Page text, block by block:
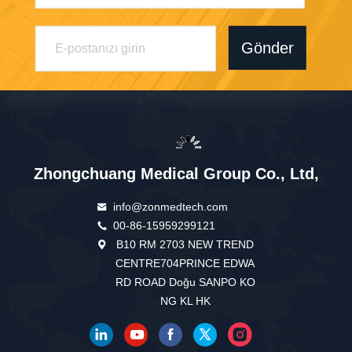
Gönder
Zhongchuang Medical Group Co., Ltd,
info@zonmedtech.com
00-86-15959299121
B10 RM 2703 NEW TREND
CENTRE704PRINCE EDWA
RD ROAD Doğu SANPO KO
NG KL HK